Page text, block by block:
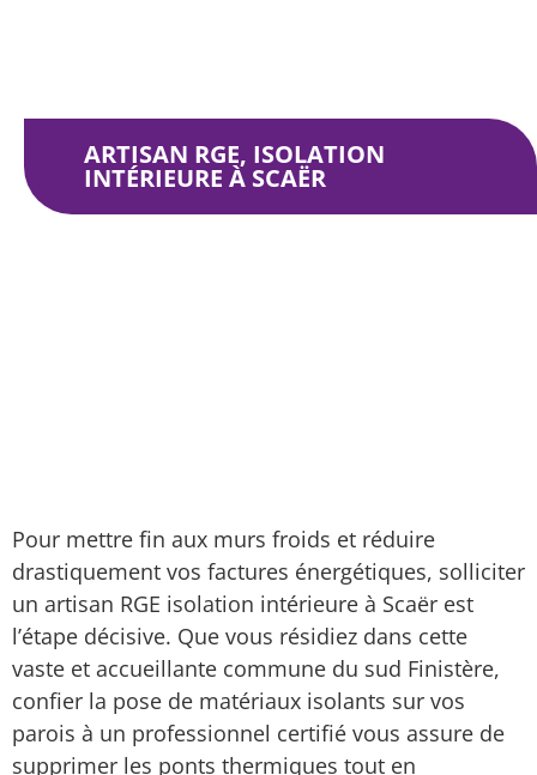
ARTISAN RGE, ISOLATION
INTÉRIEURE À SCAËR
Pour mettre fin aux murs froids et réduire
drastiquement vos factures énergétiques, solliciter
un artisan RGE isolation intérieure à Scaër est
l’étape décisive. Que vous résidiez dans cette
vaste et accueillante commune du sud Finistère,
confier la pose de matériaux isolants sur vos
parois à un professionnel certifié vous assure de
supprimer les ponts thermiques tout en